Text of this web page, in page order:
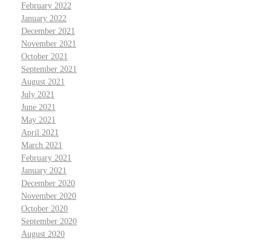
February 2022
January 2022
December 2021
November 2021
October 2021
September 2021
August 2021
July 2021
June 2021
May 2021
April 2021
March 2021
February 2021
January 2021
December 2020
November 2020
October 2020
September 2020
August 2020